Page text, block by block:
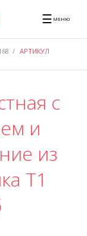
☰ МЕНЮ
/ АРТИКУЛ
с
и
из
T1